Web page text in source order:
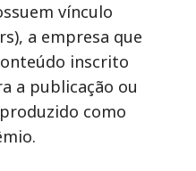
vínculo
a empresa que
inscrito
a publicação ou
como